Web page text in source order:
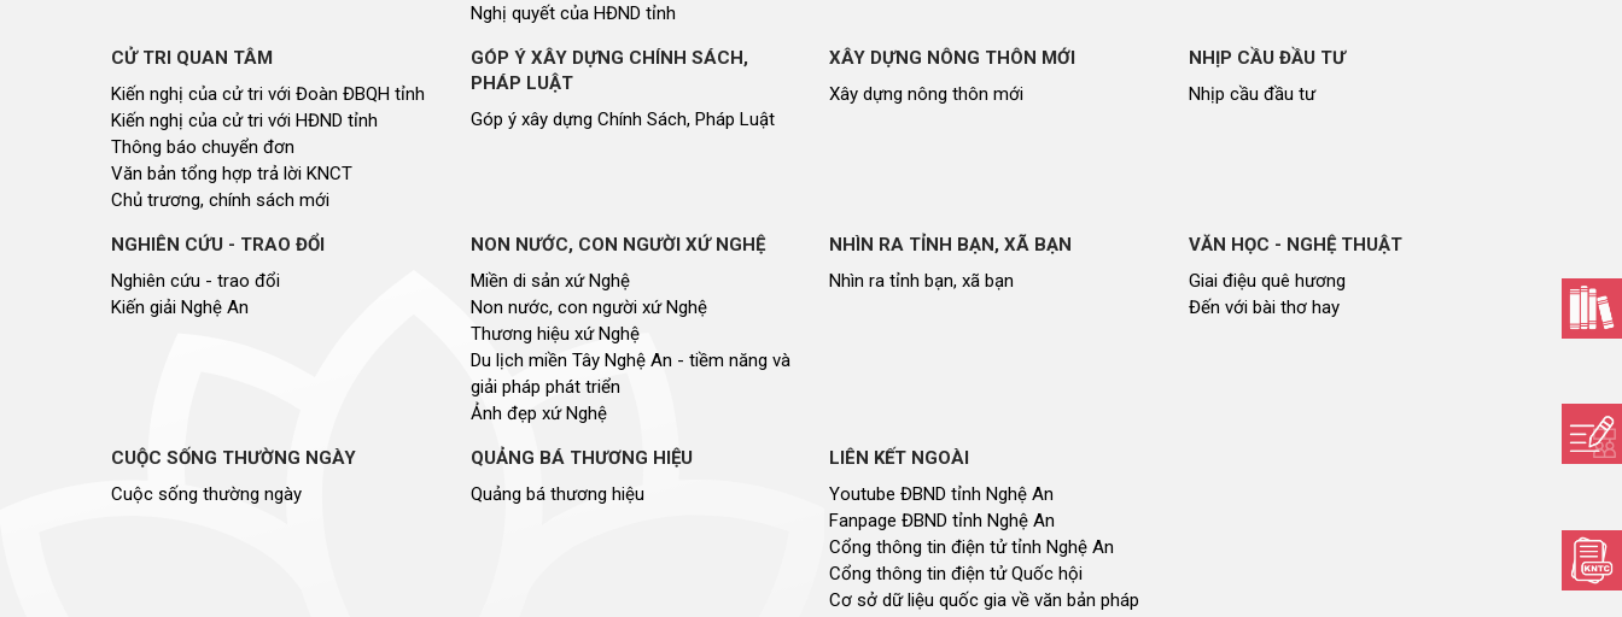
Cơ sở dữ liệu quốc gia về văn bản pháp
Báo Đại biểu nhân dân
Nghị quyết của HĐND tỉnh
CỬ TRI QUAN TÂM
Kiến nghị của cử tri với Đoàn ĐBQH tỉnh
Kiến nghị của cử tri với HĐND tỉnh
Thông báo chuyển đơn
Văn bản tổng hợp trả lời KNCT
Chủ trương, chính sách mới
GÓP Ý XÂY DỰNG CHÍNH SÁCH,
PHÁP LUẬT
Góp ý xây dựng Chính Sách, Pháp Luật
XÂY DỰNG NÔNG THÔN MỚI
Xây dựng nông thôn mới
NHỊP CẦU ĐẦU TƯ
Nhịp cầu đầu tư
NGHIÊN CỨU - TRAO ĐỔI
Nghiên cứu - trao đổi
Kiến giải Nghệ An
NON NƯỚC, CON NGƯỜI XỨ NGHỆ
Miền di sản xứ Nghệ
Non nước, con người xứ Nghệ
Thương hiệu xứ Nghệ
Du lịch miền Tây Nghệ An - tiềm năng và
giải pháp phát triển
Ảnh đẹp xứ Nghệ
NHÌN RA TỈNH BẠN, XÃ BẠN
Nhìn ra tỉnh bạn, xã bạn
VĂN HỌC - NGHỆ THUẬT
Giai điệu quê hương
Đến với bài thơ hay
CUỘC SỐNG THƯỜNG NGÀY
Cuộc sống thường ngày
QUẢNG BÁ THƯƠNG HIỆU
Quảng bá thương hiệu
LIÊN KẾT NGOÀI
Youtube ĐBND tỉnh Nghệ An
Fanpage ĐBND tỉnh Nghệ An
Cổng thông tin điện tử tỉnh Nghệ An
Cổng thông tin điện tử Quốc hội
Cơ sở dữ liệu quốc gia về văn bản pháp